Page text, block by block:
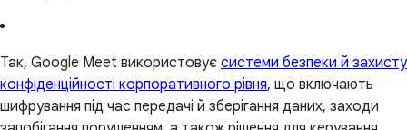
Так, Google Meet використовує системи безпеки й захисту
конфіденційності корпоративного рівня, що включають
шифрування під час передачі й зберігання даних, заходи